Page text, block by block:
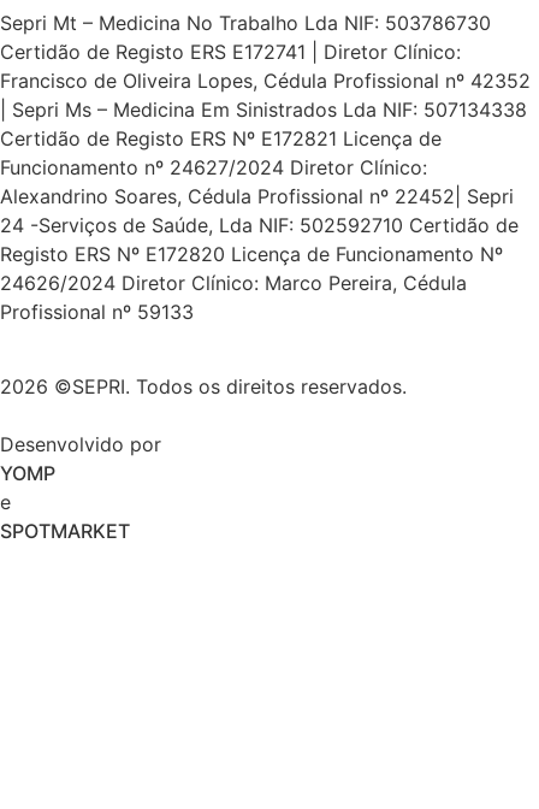
Sepri Mt – Medicina No Trabalho Lda NIF: 503786730
Certidão de Registo ERS E172741 | Diretor Clínico:
Francisco de Oliveira Lopes, Cédula Profissional nº 42352
| Sepri Ms – Medicina Em Sinistrados Lda NIF: 507134338
Certidão de Registo ERS Nº E172821 Licença de
Funcionamento nº 24627/2024 Diretor Clínico:
Alexandrino Soares, Cédula Profissional nº 22452| Sepri
24 -Serviços de Saúde, Lda NIF: 502592710 Certidão de
Registo ERS Nº E172820 Licença de Funcionamento Nº
24626/2024 Diretor Clínico: Marco Pereira, Cédula
Profissional nº 59133
2026 ©SEPRI. Todos os direitos reservados.
Desenvolvido por
YOMP
e
SPOTMARKET